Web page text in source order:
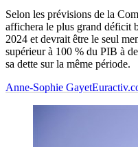
Selon les prévisions de la
affichera le plus grand déficit
2024 et devrait être le seul
supérieur à 100 % du PIB à
sa dette sur la même période.
Anne-Sophie Gayet